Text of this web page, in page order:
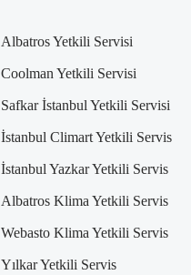
Albatros Yetkili Servisi
Coolman Yetkili Servisi
Safkar İstanbul Yetkili Servisi
İstanbul Climart Yetkili Servis
İstanbul Yazkar Yetkili Servis
Albatros Klima Yetkili Servis
Webasto Klima Yetkili Servis
Yılkar Yetkili Servis